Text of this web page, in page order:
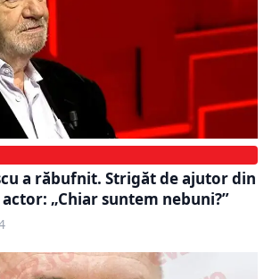
a răbufnit. Strigăt de ajutor din
„Chiar suntem nebuni?”